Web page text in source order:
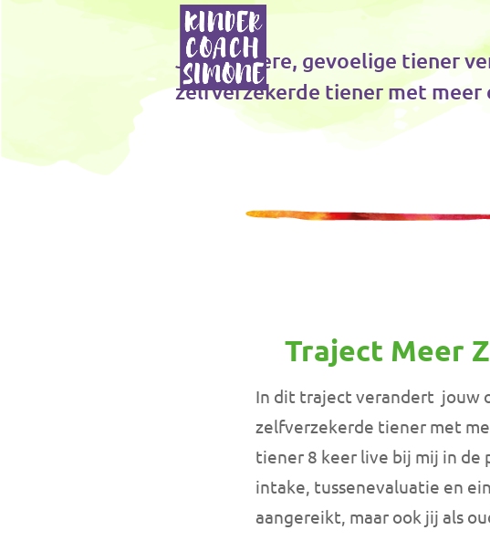
Je onzekere, gevoelige tiener
zelfverzekerde tiener met meer
Traject Meer
In dit traject verandert jouw
zelfverzekerde tiener met
tiener 8 keer live bij mij in de
intake, tussenevaluatie en
aangereikt, maar ook jij als